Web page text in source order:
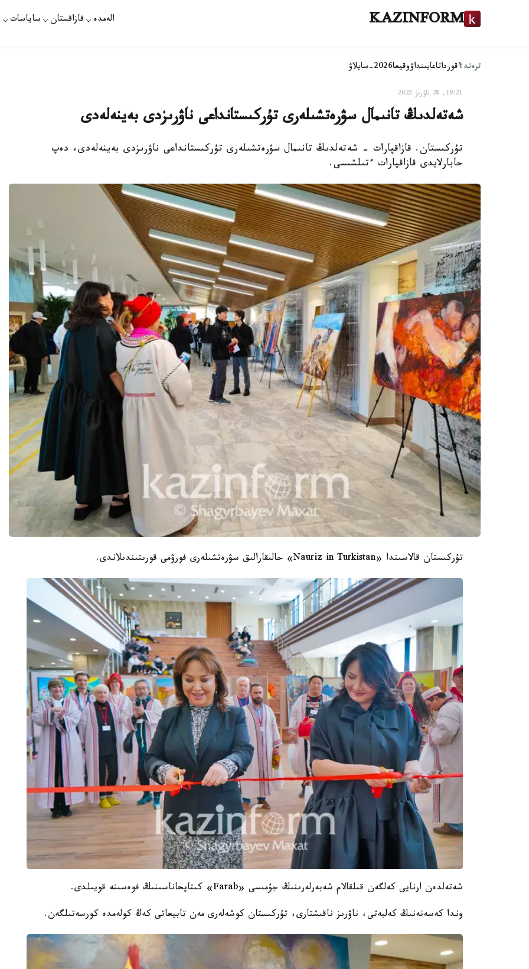
KAZINFORM الەمدە قازاقستان ساياسات
ترەند:اقورداتاعايىنداۋوقيعا2026-سايلاۋ
19:21, 28 ناۋرىز 2022
شەتەلدىڭ تانىمال سۋرەتشىلەرى تۇركىستانداعى ناۋرىزدى بەينەلەدى
تۇركىستان. قازاقپارات - شەتەلدىڭ تانىمال سۋرەتشىلەرى تۇركىستانداعى ناۋرىزدى بەينەلەدى، دەپ
حابارلايدى قازاقپارات ءتىلشىسى.
تۇركىستان قالاسىندا «Nauriz in Turkistan» حالىقارالىق سۋرەتشىلەرى فورۋمى قورىتىندىلاندى.
شەتەلدەن ارنايى كەلگەن قىلقالام شەبەرلەرىنىڭ جۇمىسى «Farab» كىتاپحاناسىنىڭ فوەسىنە قويىلدى.
وندا كەسەنەنىڭ كەلبەتى، ناۋرىز ناقىشتارى، تۇركىستان كوشەلەرى مەن تابيعاتى كەڭ كولەمدە كورسەتىلگەن.